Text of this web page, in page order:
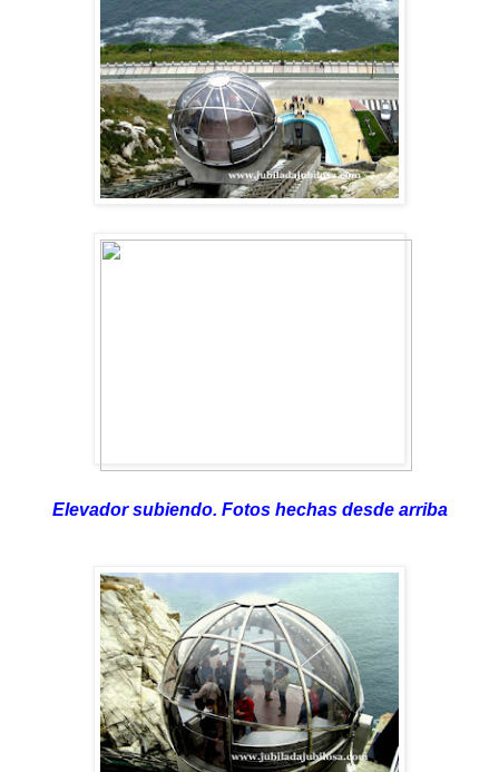
Elevador subiendo. Fotos hechas desde arriba